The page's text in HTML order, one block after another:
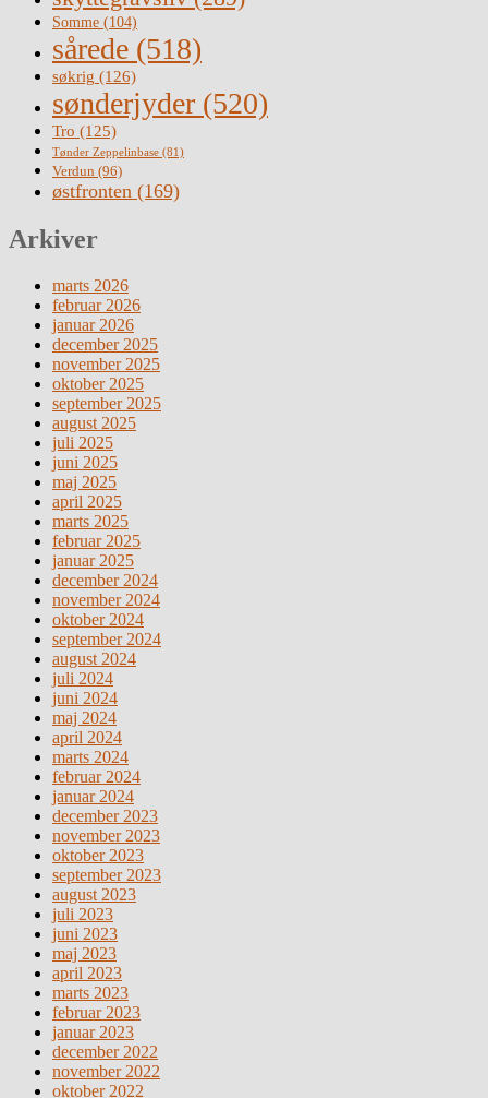
Somme (104)
sårede (518)
søkrig (126)
sønderjyder (520)
Tro (125)
Tønder Zeppelinbase (81)
Verdun (96)
østfronten (169)
Arkiver
marts 2026
februar 2026
januar 2026
december 2025
november 2025
oktober 2025
september 2025
august 2025
juli 2025
juni 2025
maj 2025
april 2025
marts 2025
februar 2025
januar 2025
december 2024
november 2024
oktober 2024
september 2024
august 2024
juli 2024
juni 2024
maj 2024
april 2024
marts 2024
februar 2024
januar 2024
december 2023
november 2023
oktober 2023
september 2023
august 2023
juli 2023
juni 2023
maj 2023
april 2023
marts 2023
februar 2023
januar 2023
december 2022
november 2022
oktober 2022